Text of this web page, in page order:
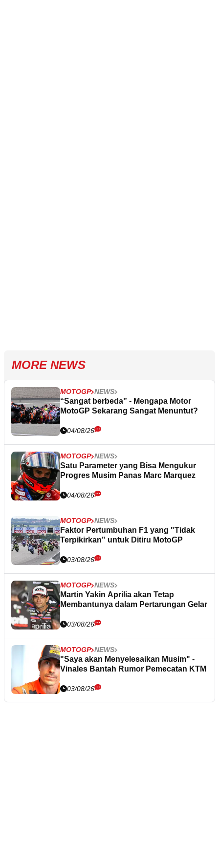
MORE NEWS
MOTOGP NEWS
“Sangat berbeda” - Mengapa Motor
MotoGP Sekarang Sangat Menuntut?
04/08/26
MOTOGP NEWS
Satu Parameter yang Bisa Mengukur
Progres Musim Panas Marc Marquez
04/08/26
MOTOGP NEWS
Faktor Pertumbuhan F1 yang "Tidak
Terpikirkan" untuk Ditiru MotoGP
03/08/26
MOTOGP NEWS
Martin Yakin Aprilia akan Tetap
Membantunya dalam Pertarungan Gelar
03/08/26
MOTOGP NEWS
"Saya akan Menyelesaikan Musim" -
Vinales Bantah Rumor Pemecatan KTM
03/08/26